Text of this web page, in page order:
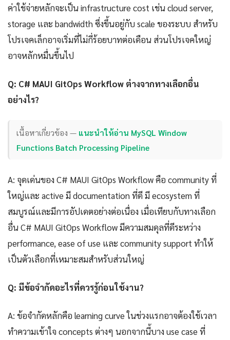
ค่าใช้จ่ายหลักจะเป็น infrastructure cost เช่น cloud server,
storage และ bandwidth ซึ่งขึ้นอยู่กับ scale ของระบบ สำหรับ
โปรเจคเล็กอาจเริ่มที่ไม่กี่ร้อยบาทต่อเดือน ส่วนโปรเจคใหญ่
อาจหลักหมื่นขึ้นไป
Q: C# MAUI GitOps Workflow ต่างจากทางเลือกอื่น
อย่างไร?
เนื้อหาเกี่ยวข้อง — แนะนำให้อ่าน MySQL Window
Functions Batch Processing Pipeline
A: จุดเด่นของ C# MAUI GitOps Workflow คือ community ที่
ใหญ่และ active มี documentation ที่ดี มี ecosystem ที่
สมบูรณ์และมีการอัปเดตอย่างต่อเนื่อง เมื่อเทียบกับทางเลือก
อื่น C# MAUI GitOps Workflow มีความสมดุลที่ดีระหว่าง
performance, ease of use และ community support ทำให้
เป็นตัวเลือกที่เหมาะสมสำหรับส่วนใหญ่
Q: มีข้อจำกัดอะไรที่ควรรู้ก่อนใช้งาน?
A: ข้อจำกัดหลักคือ learning curve ในช่วงแรกอาจต้องใช้เวลา
ทำความเข้าใจ concepts ต่างๆ นอกจากนี้บาง use case ที่